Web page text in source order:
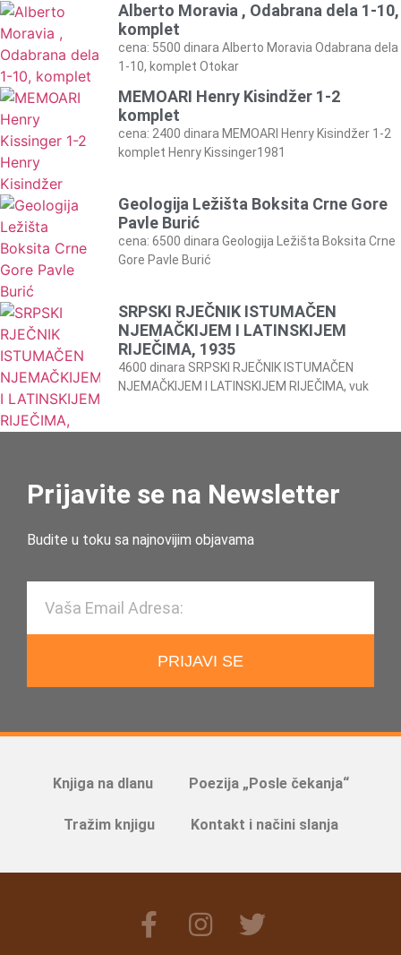
Alberto Moravia , Odabrana dela 1-10,
komplet
cena: 5500 dinara Alberto Moravia Odabrana dela
1-10, komplet Otokar
MEMOARI Henry Kisindžer 1-2
komplet
cena: 2400 dinara MEMOARI Henry Kisindžer 1-2
komplet Henry Kissinger1981
Geologija Ležišta Boksita Crne Gore
Pavle Burić
cena: 6500 dinara Geologija Ležišta Boksita Crne
Gore Pavle Burić
SRPSKI RJEČNIK ISTUMAČEN
NJEMAČKIJEM I LATINSKIJEM
RIJEČIMA, 1935
4600 dinara SRPSKI RJEČNIK ISTUMAČEN
NJEMAČKIJEM I LATINSKIJEM RIJEČIMA, vuk
Prijavite se na Newsletter
Budite u toku sa najnovijim objavama
PRIJAVI SE
Knjiga na dlanu Poezija „Posle čekanja“
Tražim knjigu Kontakt i načini slanja